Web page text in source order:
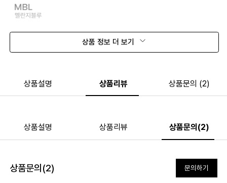
상품 정보 더 보기
상품설명 상품리뷰 상품문의 (2)
상품설명 상품리뷰 상품문의(2)
상품문의(2) 문의하기